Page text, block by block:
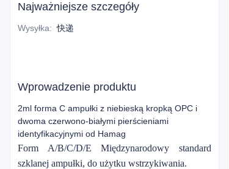
Najważniejsze szczegóły
Wysyłka: 快递
Wprowadzenie produktu
2ml forma C ampułki z niebieską kropką OPC i
dwoma czerwono-białymi pierścieniami
identyfikacyjnymi od Hamag
Form A/B/C/D/E Międzynarodowy standard
szklanej ampułki, do użytku wstrzykiwania.